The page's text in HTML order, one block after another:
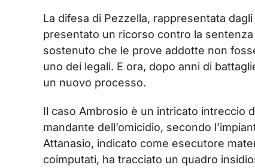
La difesa di Pezzella, rappresentata
presentato un ricorso contro la sentenza
sostenuto che le prove addotte non
uno dei legali. E ora, dopo anni di
un nuovo processo.
Il caso Ambrosio è un intricato intreccio
mandante dell’omicidio, secondo
Attanasio, indicato come esecutore
coimputati, ha tracciato un quadro